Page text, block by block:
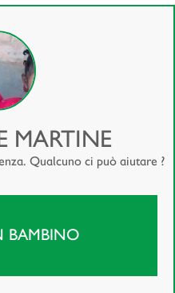
MARTINE
Qualcuno ci può aiutare ?
BAMBINO